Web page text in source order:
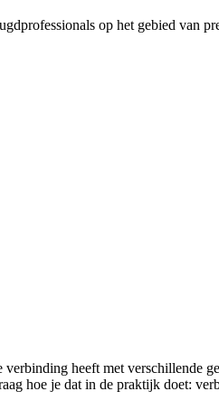
op het gebied
heeft met verschillende
hoe je dat in de praktijk doet: